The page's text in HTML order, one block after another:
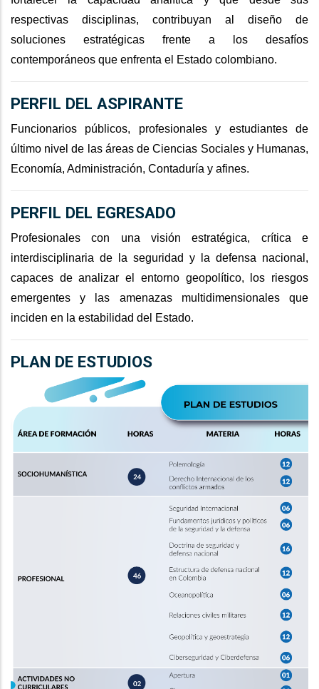
respectivas disciplinas, contribuyan al diseño de
soluciones estratégicas frente a los desafíos
contemporáneos que enfrenta el Estado colombiano.
PERFIL DEL ASPIRANTE
Funcionarios públicos, profesionales y estudiantes de
último nivel de las áreas de Ciencias Sociales y Humanas,
Economía, Administración, Contaduría y afines.
PERFIL DEL EGRESADO
Profesionales con una visión estratégica, crítica e
interdisciplinaria de la seguridad y la defensa nacional,
capaces de analizar el entorno geopolítico, los riesgos
emergentes y las amenazas multidimensionales que
inciden en la estabilidad del Estado.
PLAN DE ESTUDIOS